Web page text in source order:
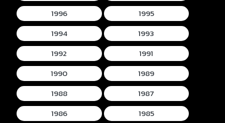
1996
1995
1994
1993
1992
1991
1990
1989
1988
1987
1986
1985